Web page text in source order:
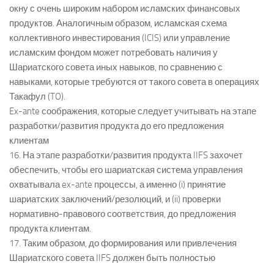
окну с очень широким набором исламских финансовых
продуктов. Аналогичным образом, исламская схема
коллективного инвестирования (ICIS) или управление
исламским фондом может потребовать наличия у
Шариатского совета иных навыков, по сравнению с
навыками, которые требуются от такого совета в операциях
Такафул (TO).
Ex-ante соображения, которые следует учитывать на этапе
разработки/развития продукта до его предложения
клиентам
16. На этапе разработки/развития продукта IIFS захочет
обеспечить, чтобы его шариатская система управления
охватывала ex-ante процессы, а именно (i) принятие
шариатских заключений/резолюций, и (ii) проверки
нормативно-правового соответствия, до предложения
продукта клиентам.
17. Таким образом, до формирования или привлечения
Шариатского совета IIFS должен быть полностью